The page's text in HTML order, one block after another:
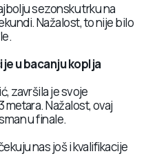
sezonsku trku na
Nažalost, to nije bilo
u bacanju koplja
završila je svoje
Nažalost, ovaj
u finale.
nas još i kvalifikacije